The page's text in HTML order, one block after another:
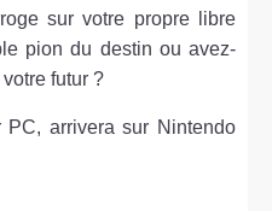
sur votre propre libre
pion du destin ou avez-
futur ?
arrivera sur Nintendo